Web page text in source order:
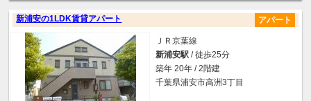
新浦安の1LDK賃貸アパート アパート
ＪＲ京葉線
新浦安駅 / 徒歩25分
築年 20年 / 2階建
千葉県浦安市高洲3丁目